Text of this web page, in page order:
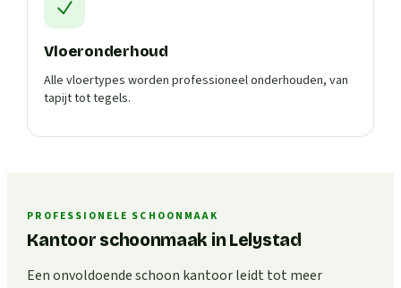
Vloeronderhoud
Alle vloertypes worden professioneel onderhouden, van
tapijt tot tegels.
PROFESSIONELE SCHOONMAAK
Kantoor schoonmaak in Lelystad
Een onvoldoende schoon kantoor leidt tot meer